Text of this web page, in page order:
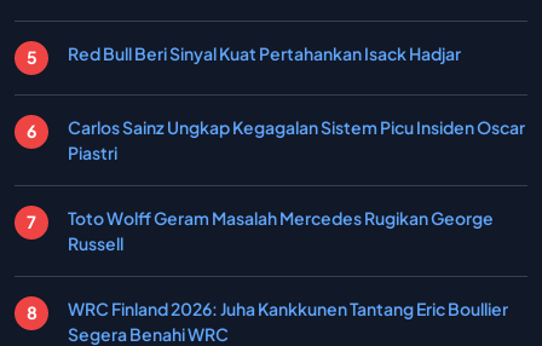
Red Bull Beri Sinyal Kuat Pertahankan Isack Hadjar
Carlos Sainz Ungkap Kegagalan Sistem Picu Insiden Oscar
Piastri
Toto Wolff Geram Masalah Mercedes Rugikan George
Russell
WRC Finland 2026: Juha Kankkunen Tantang Eric Boullier
Segera Benahi WRC